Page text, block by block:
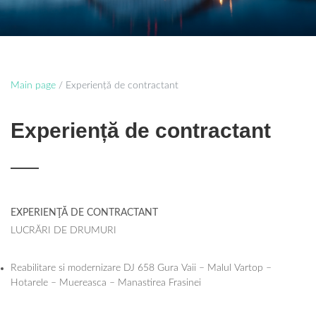
Main page / Experiență de contractant
Experiență de contractant
EXPERIENŢĂ DE CONTRACTANT
LUCRĂRI DE DRUMURI
Reabilitare si modernizare DJ 658 Gura Vaii – Malul Vartop –
Hotarele – Muereasca – Manastirea Frasinei